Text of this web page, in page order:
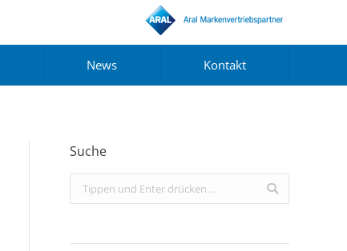
News Kontakt
Suche
Search: